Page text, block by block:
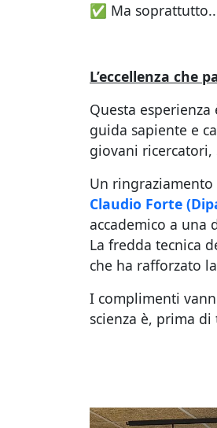
✅ Ma
L’eccellenza che
Questa
guida sapiente e
giovani ricercatori,
Un ringraziamento
Claudio Forte
accademico a una
La fredda tecnica
che ha rafforzato
I complimenti
scienza è, prima